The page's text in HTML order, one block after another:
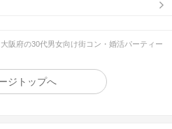
大阪府の30代男女向け街コン・婚活パーティー
ジトップへ